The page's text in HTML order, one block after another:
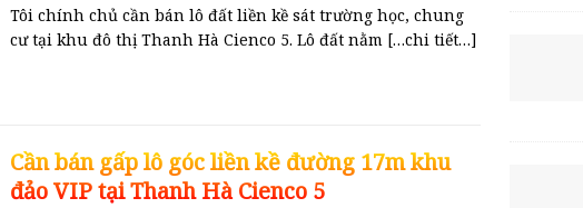
Tôi chính chủ cần bán lô đất liền kề sát trường học, chung
cư tại khu đô thị Thanh Hà Cienco 5. Lô đất nằm […chi tiết…]
Cần bán gấp lô góc liền kề đường 17m khu
đảo VIP tại Thanh Hà Cienco 5